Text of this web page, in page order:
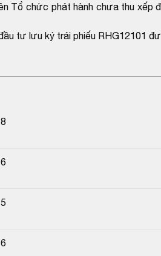
Tổ chức phát hành chưa thu xếp
tư lưu ký trái phiếu RHG12101